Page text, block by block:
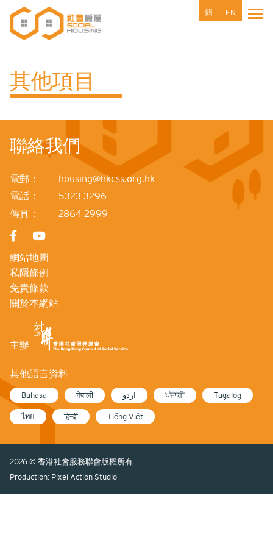
內
簡 EN
其他項目
聯絡我們
電郵：
housing@hkcss.org.hk
電話：
5323 3296
傳真：
2864 2999
網站地圖
私隱條例
免責條款
關於本網站
主辦
其他語言資料
Bahasa नेपाली اردو ਪੰਜਾਬੀ Tagalog
ไทย हिन्दी Tiếng Việt
2026 © 香港社會服務聯會版權所有
Production: Pixel Action Studio